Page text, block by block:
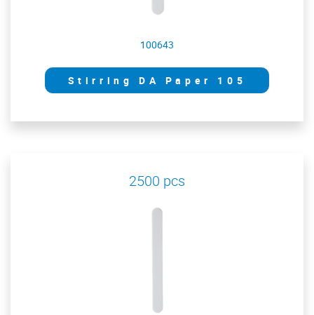
100643
Stirring DA Paper 105
2500 pcs